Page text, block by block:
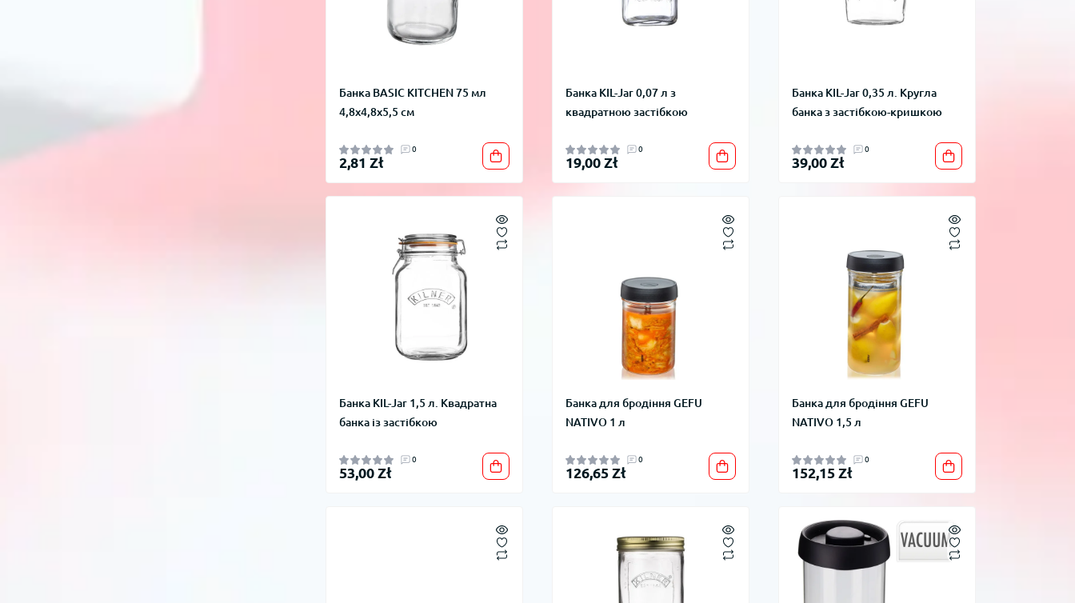
Банка BASIC KITCHEN 75 мл
4,8x4,8x5,5 см
0
2,81 Zł
Банка KIL-Jar 0,07 л з
квадратною застібкою
0
19,00 Zł
Банка KIL-Jar 0,35 л. Кругла
банка з застібкою-кришкою
0
39,00 Zł
Банка KIL-Jar 1,5 л. Квадратна
банка із застібкою
0
53,00 Zł
Банка для бродіння GEFU
NATIVO 1 л
0
126,65 Zł
Банка для бродіння GEFU
NATIVO 1,5 л
0
152,15 Zł